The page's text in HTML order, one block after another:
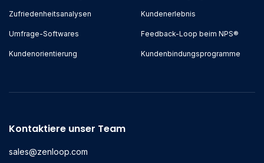
Zufriedenheitsanalysen
Umfrage-Softwares
Kundenorientierung
Kundenerlebnis
Feedback-Loop beim NPS®
Kundenbindungsprogramme
Kontaktiere unser Team
sales@zenloop.com